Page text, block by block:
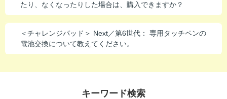
たり、なくなったりした場合は、購入できますか？
＜チャレンジパッド＞ Next／第6世代： 専用タッチペンの
電池交換について教えてください。
キーワード検索